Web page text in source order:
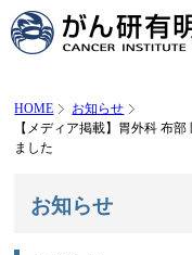
HOME
お知らせ
【メディア掲載】胃外科 布
ました
お知らせ